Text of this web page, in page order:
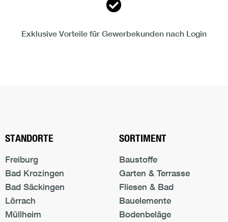
Exklusive Vorteile für Gewerbekunden nach Login
STANDORTE
Freiburg
Bad Krozingen
Bad Säckingen
Lörrach
Müllheim
SORTIMENT
Baustoffe
Garten & Terrasse
Fliesen & Bad
Bauelemente
Bodenbeläge